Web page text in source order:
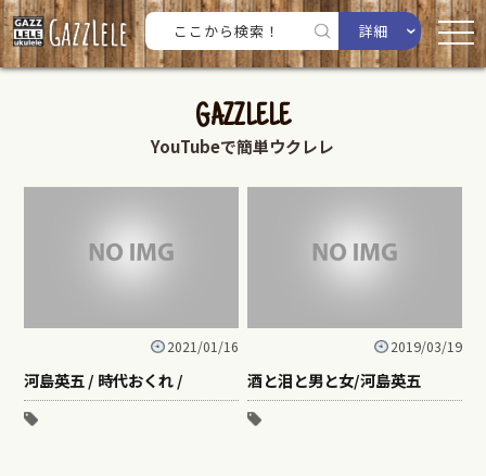
詳細
GAZZLELE
YouTubeで簡単ウクレレ
2021/01/16
河島英五 / 時代おくれ /
2019/03/19
酒と泪と男と女/河島英五